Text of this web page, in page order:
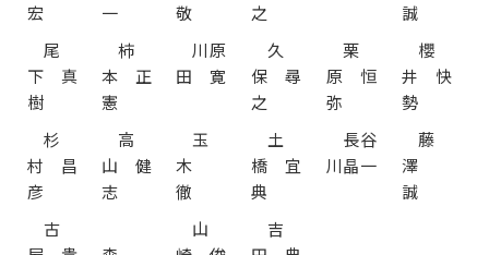
宏
一
敬
之
誠
尾
下 真
樹
柿
本 正
憲
川原
田 寛
久
保 尋
之
栗
原 恒
弥
櫻
井 快
勢
杉
村 昌
彦
高
山 健
志
玉
木
徹
土
橋 宜
典
長谷
川晶一
藤
澤
誠
古
山
吉